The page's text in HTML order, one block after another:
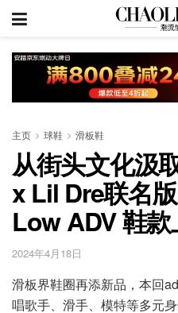
主页 球鞋 滑板鞋
从街头文化汲
x Lil Dre联名
Low ADV 鞋
2024年4月18日
滑板界鞋圈再添新品，本回
唱歌手、滑手、模特等多元